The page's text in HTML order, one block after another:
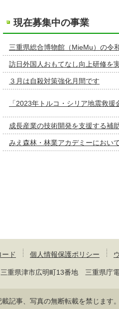
現在募集中の事業
三重県総合博物館（MieMu）の令
訪日外国人おもてなし向上研修を
３月は自殺対策強化月間です
「2023年トルコ・シリア地震救
成長産業の技術開発を支援する補
みえ森林・林業アカデミーにおい
ド 個人情報保護ポリシー
重県津市広明町13番地 三重県庁電
記事、写真の無断転載を禁じます。